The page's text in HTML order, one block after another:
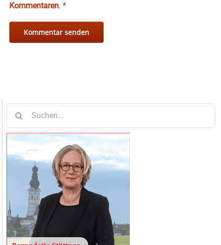
Kommentaren. *
nach: